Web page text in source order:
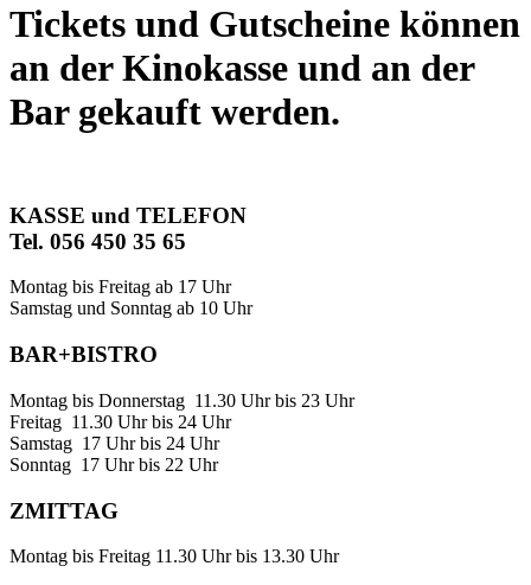
Tickets und Gutscheine können
an der Kinokasse und an der
Bar gekauft werden.
KASSE und TELEFON
Tel. 056 450 35 65
Montag bis Freitag ab 17 Uhr
Samstag und Sonntag ab 10 Uhr
BAR+BISTRO
Montag bis Donnerstag 11.30 Uhr bis 23 Uhr
Freitag 11.30 Uhr bis 24 Uhr
Samstag 17 Uhr bis 24 Uhr
Sonntag 17 Uhr bis 22 Uhr
ZMITTAG
Montag bis Freitag 11.30 Uhr bis 13.30 Uhr